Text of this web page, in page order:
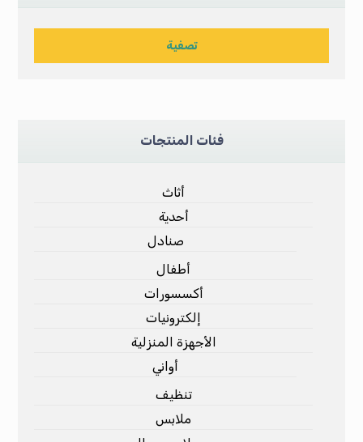
تصفية
فئات المنتجات
أثاث
أحدية
صنادل
أطفال
أكسسورات
إلكترونيات
الأجهزة المنزلية
أواني
تنظيف
ملابس